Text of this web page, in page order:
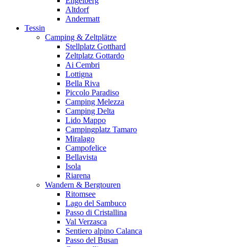
Altdorf
Andermatt
Tessin
Camping & Zeltplätze
Stellplatz Gotthard
Zeltplatz Gottardo
Ai Cembri
Lottigna
Bella Riva
Piccolo Paradiso
Camping Melezza
Camping Delta
Lido Mappo
Campingplatz Tamaro
Miralago
Campofelice
Bellavista
Isola
Riarena
Wandern & Bergtouren
Ritomsee
Lago del Sambuco
Passo di Cristallina
Val Verzasca
Sentiero alpino Calanca
Passo del Busan